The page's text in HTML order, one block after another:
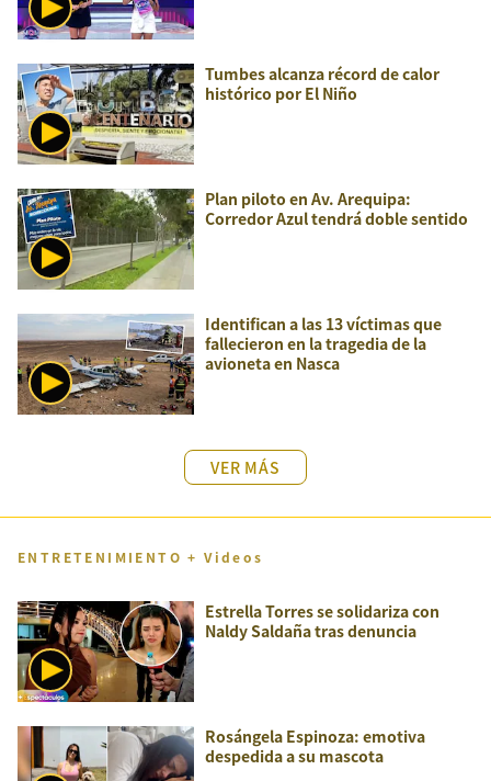
Tumbes alcanza récord de calor
histórico por El Niño
Plan piloto en Av. Arequipa:
Corredor Azul tendrá doble sentido
Identifican a las 13 víctimas que
fallecieron en la tragedia de la
avioneta en Nasca
VER MÁS
ENTRETENIMIENTO + Videos
Estrella Torres se solidariza con
Naldy Saldaña tras denuncia
Rosángela Espinoza: emotiva
despedida a su mascota